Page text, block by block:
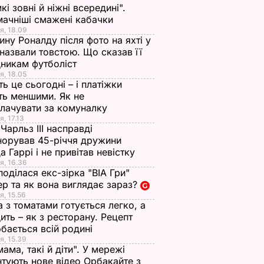
зовні й ніжні всередині".
смажені кабачки
18.09
Роналду після фото на яхті у
назвали товстою. Що сказав її
футболіст
18.05
це сьогодні – і платіжки
меншими. Як не
за комуналку
17.13
III насправді
45-річчя дружини
Гаррі і не привітав невістку
16.36
екс-зірка "ВІА Гри"
та як вона виглядає зараз?
15.56
з томатами готується легко, а
– як з ресторану. Рецепт
всій родині
15.39
такі й діти". У мережі
нове відео Орбакайте з